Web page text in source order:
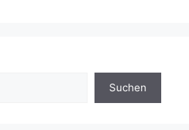
Suchen